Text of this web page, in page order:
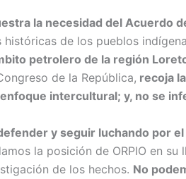
la necesidad del Acuerdo
de los pueblos
petrolero de la región
de la República, recoja
intercultural; y, no se
y seguir luchando por
la posición de ORPIO en
de los hechos. No